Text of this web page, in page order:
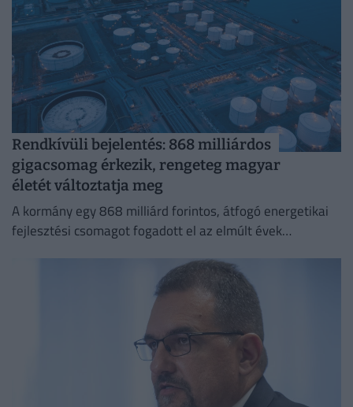
Rendkívüli bejelentés: 868 milliárdos
gigacsomag érkezik, rengeteg magyar
életét változtatja meg
A kormány egy 868 milliárd forintos, átfogó energetikai
fejlesztési csomagot fogadott el az elmúlt évek